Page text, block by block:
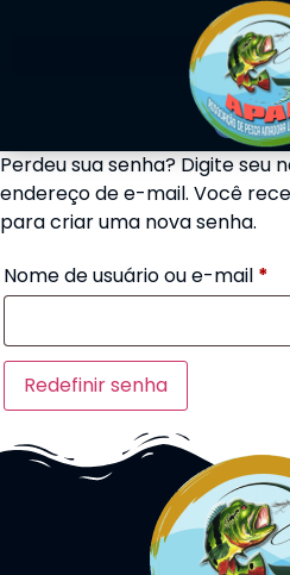
Perdeu sua senha? Digite seu
endereço de e-mail. Você
para criar uma nova senha.
Nome de usuário ou e-mail *
Redefinir senha